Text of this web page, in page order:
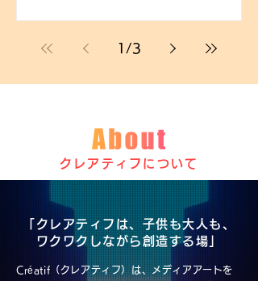
1 /3
クレアティフについて
「クレアティフは、子供も大人も、
ワクワクしながら創造する場」
Créatif（クレアティフ）は、メディアアートを